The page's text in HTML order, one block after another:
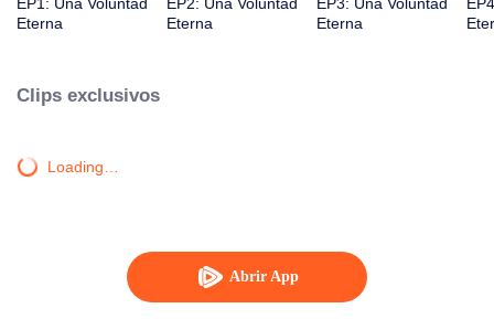
Abrir App
Eterna
Eterna
Eterna
Clips exclusivos
Loading…